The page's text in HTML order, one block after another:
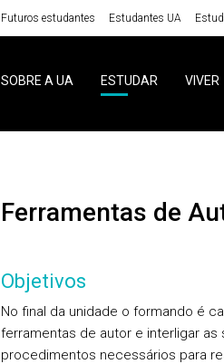
Futuros estudantes Estudantes UA
SOBRE A UA ESTUDAR VIVER
Ferramentas de
Objetivos
No final da unidade o formando é
ferramentas de autor e interligar
procedimentos necessários para